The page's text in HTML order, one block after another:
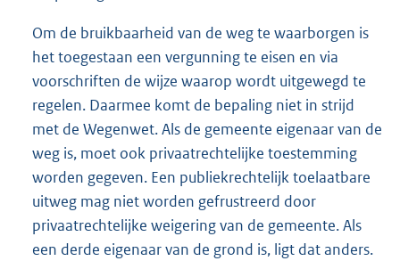
Om de bruikbaarheid van de weg te waarborgen is
het toegestaan een vergunning te eisen en via
voorschriften de wijze waarop wordt uitgewegd te
regelen. Daarmee komt de bepaling niet in strijd
met de Wegenwet. Als de gemeente eigenaar van de
weg is, moet ook privaatrechtelijke toestemming
worden gegeven. Een publiekrechtelijk toelaatbare
uitweg mag niet worden gefrustreerd door
privaatrechtelijke weigering van de gemeente. Als
een derde eigenaar van de grond is, ligt dat anders.